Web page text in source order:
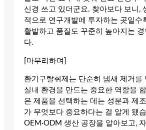
신경 쓰고 있더군요. 찾아보다 보니,
적으로 연구개발에 투자하는 곳일수
활발하고 품질도 꾸준히 높아지는 경
다.
[마무리하며]
환기구탈취제는 단순히 냄새 제거를
실내 환경을 만드는 중요한 역할을
은 제품을 선택하는 데는 성분과 제
가 무엇보다 중요하다는 걸 알게 됐
OEM·ODM 생산 공장을 알아보고,